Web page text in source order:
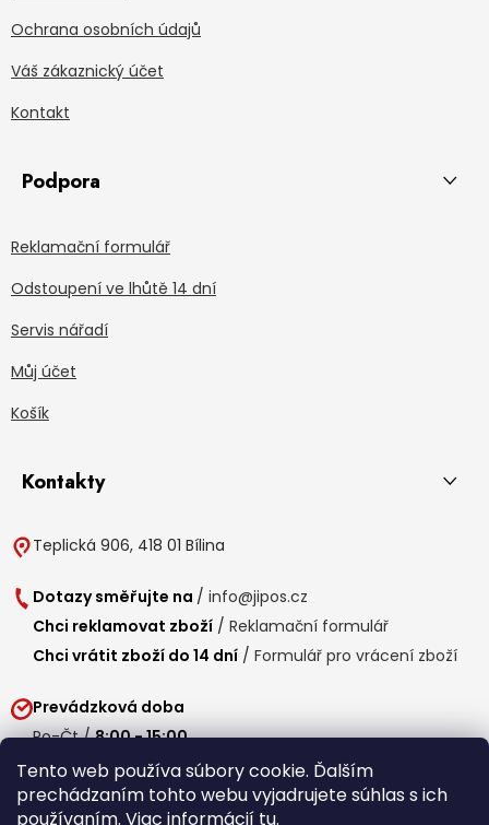
Tento web používa súbory cookie. Ďalším
prechádzaním tohto webu vyjadrujete súhlas s ich
používaním. Viac informácií tu.
Ochrana osobních údajů
Váš zákaznický účet
Kontakt
Podpora
Reklamační formulář
Odstoupení ve lhůtě 14 dní
Servis nářadí
Můj účet
Košík
Kontakty
Teplická 906, 418 01 Bílina
Dotazy směřujte na / info@jipos.cz
Chci reklamovat zboží / Reklamační formulář
Chci vrátit zboží do 14 dní / Formulář pro vrácení zboží
Prevádzková doba
Po-Čt /8:00 - 15:00
Pá / 7:30 - 14:30
Obedňajšia prestávka /11:00 - 11:30